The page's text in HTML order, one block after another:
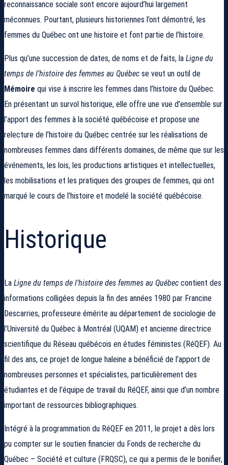
reconnaissance sociale sont encore aujourd’hui largement
méconnues. Pourtant, plusieurs historiennes l’ont démontré, les
femmes du Québec ont une histoire et font partie de l’histoire.
Plus qu’une succession de dates, de noms et de faits, la Ligne du
temps de l’histoire des femmes au Québec se veut un outil de
Mémoire qui vise à inscrire les femmes dans l’histoire du Québec.
En présentant un survol historique, elle offre une vue d’ensemble sur
l’apport des femmes à la société québécoise et propose une
relecture de l’histoire du Québec centrée sur les réalisations de
nombreuses femmes dans différents domaines, de même que sur les
événements, les lois, les productions artistiques et intellectuelles,
les mobilisations et les pratiques des groupes de femmes, qui ont
marqué le cours de l’histoire et modelé la société québécoise.
Historique
La Ligne du temps de l’histoire des femmes au Québec contient des
informations colligées depuis la fin des années 1980 par Francine
Descarries, professeure émérite au département de sociologie de
l’Université du Québec à Montréal (UQAM) et ancienne directrice
scientifique du Réseau québécois en études féministes (RéQEF). Au
fil des ans, ce projet de longue haleine a bénéficié de l’apport de
nombreuses personnes et spécialistes, particulièrement des
étudiantes et de l’équipe de travail du RéQEF, ainsi que d’un nombre
important de ressources bibliographiques.
Intégré à la programmation du RéQEF en 2011, le projet a dès lors
pu compter sur le soutien financier du Fonds de recherche du
Québec – Société et culture (FRQSC), ce qui a permis de le bonifier,